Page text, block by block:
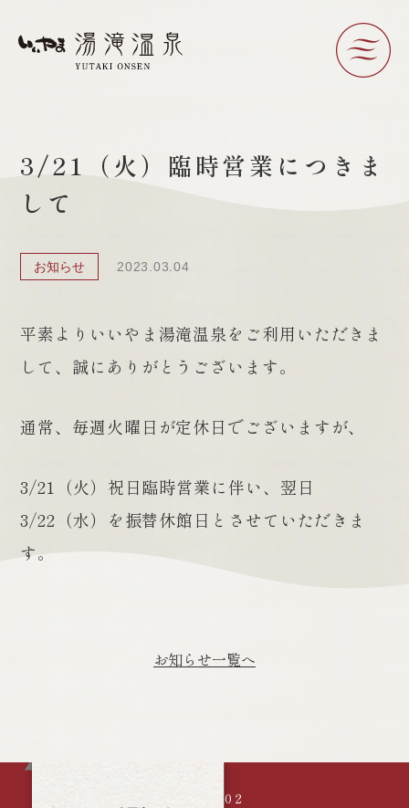
3/21（火）臨時営業につきま
して
お知らせ 2023.03.04
平素よりいいやま湯滝温泉をご利用いただきま
して、誠にありがとう ございます。
通常、毎週火曜日が定休日でございますが、
3/21（火）祝日臨時営業に伴い、翌日
3/22（水）を振替休館日とさせていただきま
す。
お知らせ一覧へ
〒389-2602